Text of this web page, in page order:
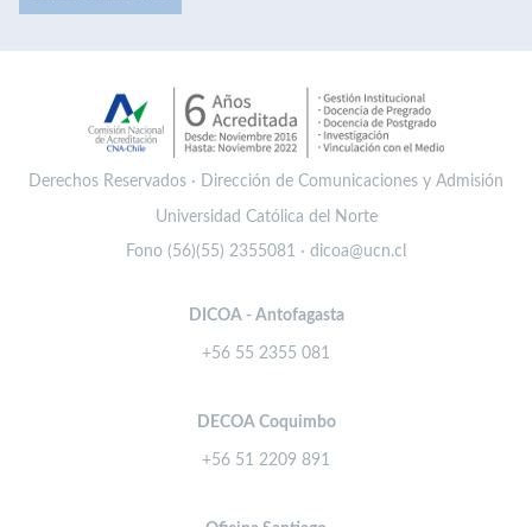
Derechos Reservados · Dirección de Comunicaciones y Admisión
Universidad Católica del Norte
Fono (56)(55) 2355081 · dicoa@ucn.cl
DICOA - Antofagasta
+56 55 2355 081
DECOA Coquimbo
+56 51 2209 891